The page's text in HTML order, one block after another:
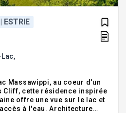
ESTRIE
Massawippi, au coeur d'un
Cliff, cette résidence inspirée
offre une vue sur le lac et
à l'eau. Architecture